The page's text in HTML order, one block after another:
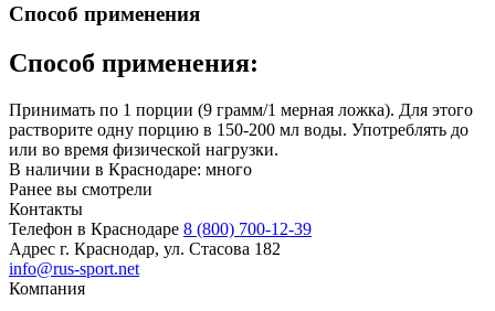
Способ применения
Способ применения:
Принимать по 1 порции (9 грамм/1 мерная ложка). Для этого
растворите одну порцию в 150-200 мл воды. Употреблять до
или во время физической нагрузки.
В наличии в Краснодаре: много
Ранее вы смотрели
Контакты
Телефон в Краснодаре 8 (800) 700-12-39
Адрес г. Краснодар, ул. Стасова 182
info@rus-sport.net
Компания